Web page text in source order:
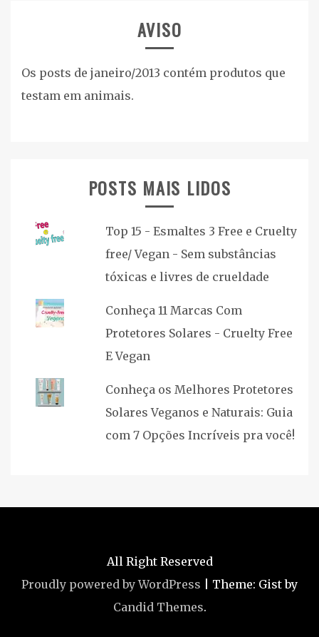
AVISO
Os posts de janeiro/2013 contém produtos que
testam em animais.
POSTS MAIS LIDOS
Top 15 - Esmaltes 3 Free e Cruelty
free/ Vegan - Sem substâncias
tóxicas e livres de crueldade
Conheça 11 Marcas Com
Protetores Solares - Cruelty Free
E Vegan
Conheça os Melhores Protetores
Solares Veganos e Naturais: Guia
com 7 Opções Incríveis pra você!
All Right Reserved
Proudly powered by WordPress
Theme: Gist by
Candid Themes.